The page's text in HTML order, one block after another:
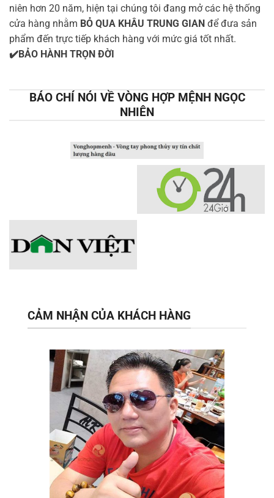
niên hơn 20 năm, hiện tại chúng tôi đang mở các hệ thống
cửa hàng nhằm BỎ QUA KHÂU TRUNG GIAN để đưa sản
phẩm đến trực tiếp khách hàng với mức giá tốt nhất.
✔️BẢO HÀNH TRỌN ĐỜI
BÁO CHÍ NÓI VỀ VÒNG HỢP MỆNH NGỌC
NHIÊN
CẢM NHẬN CỦA KHÁCH HÀNG